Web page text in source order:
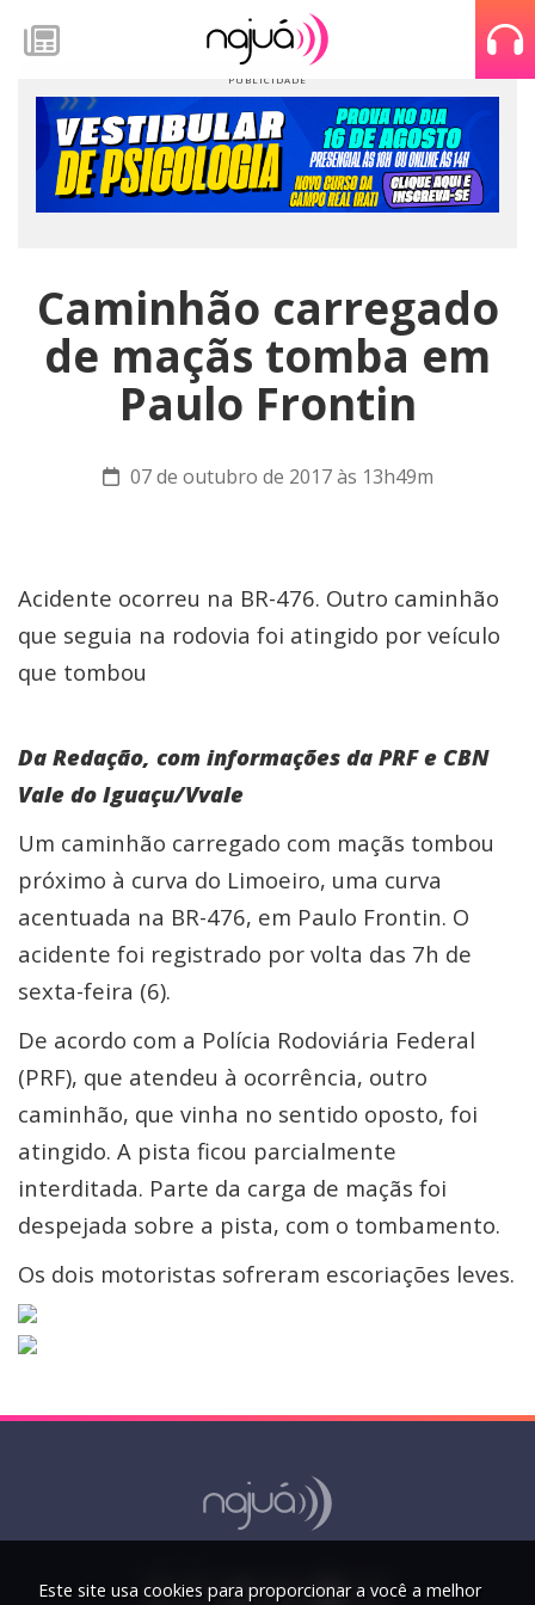
Caminhão carregado
de maçãs tomba em
Paulo Frontin
07 de outubro de 2017 às 13h49m
Acidente ocorreu na BR-476. Outro caminhão
que seguia na rodovia foi atingido por veículo
que tombou
Da Redação, com informações da PRF e CBN
Vale do Iguaçu/Vvale
Um caminhão carregado com maçãs tombou
próximo à curva do Limoeiro, uma curva
acentuada na BR-476, em Paulo Frontin. O
acidente foi registrado por volta das 7h de
sexta-feira (6).
De acordo com a Polícia Rodoviária Federal
(PRF), que atendeu à ocorrência, outro
caminhão, que vinha no sentido oposto, foi
atingido. A pista ficou parcialmente
interditada. Parte da carga de maçãs foi
despejada sobre a pista, com o tombamento.
Os dois motoristas sofreram escoriações leves.
Este site usa cookies para proporcionar a você a melhor